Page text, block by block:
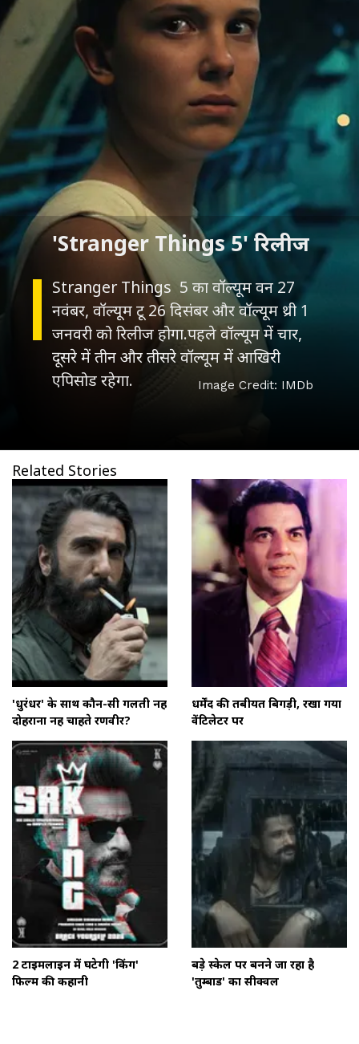
Stranger Things 5 का वॉल्यूम वन 27
नवंबर, वॉल्यूम टू 26 दिसंबर और वॉल्यूम थ्री 1
जनवरी को रिलीज होगा.पहले वॉल्यूम में चार,
दूसरे में तीन और तीसरे वॉल्यूम में आखिरी
एपिसोड रहेगा.
'Stranger Things 5' रिलीज
Image Credit: IMDb
Related Stories
'धुरंधर' के साथ कौन-सी गलती नहीं
दोहराना नहीं चाहते रणवीर?
धर्मेंद की तबीयत बिगड़ी, रखा गया
वेंटिलेटर पर
2 टाइमलाइन में घटेगी 'किंग'
फिल्म की कहानी
बड़े स्केल पर बनने जा रहा है
'तुम्बाड' का सीक्वल